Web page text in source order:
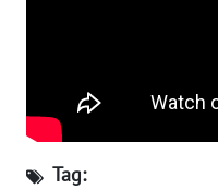
Tag:
WN
KEPRI